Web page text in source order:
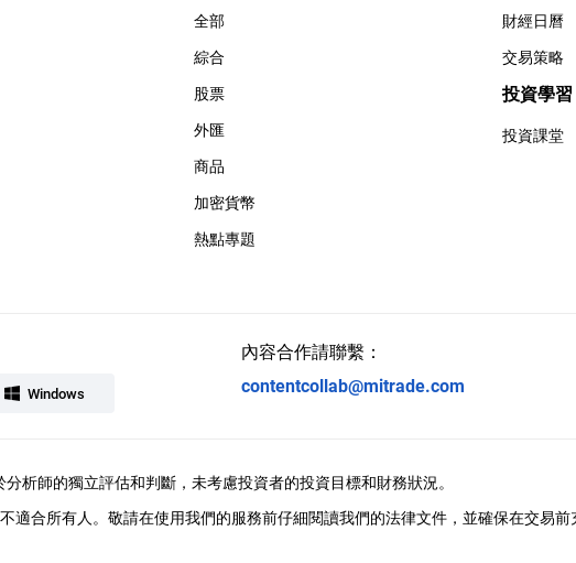
全部
綜合
股票
外匯
商品
加密貨幣
熱點專題
財經日曆
交易策略
投資學習
投資課堂
Windows
內容合作請聯繫：
contentcollab@mitrade.com
析師的獨立評估和判斷，未考慮投資者的投資目標和財務狀況。
適合所有人。敬請在使用我們的服務前仔細閱讀我們的法律文件，並確保在交易